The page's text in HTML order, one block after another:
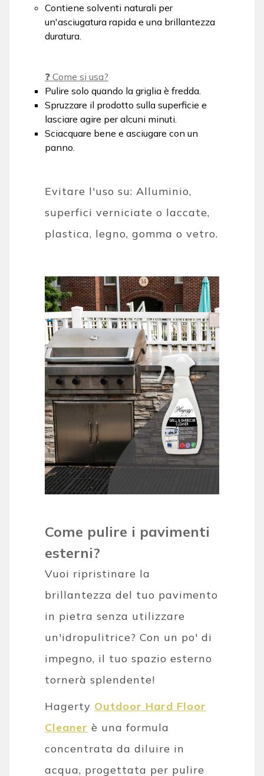
Contiene solventi naturali per
un'asciugatura rapida e una brillantezza
duratura.
❓ Come si usa?
Pulire solo quando la griglia è fredda.
Spruzzare il prodotto sulla superficie e
lasciare agire per alcuni minuti.
Sciacquare bene e asciugare con un
panno.
Evitare l'uso su: Alluminio,
superfici verniciate o laccate,
plastica, legno, gomma o vetro.
Come pulire i pavimenti
esterni?
Vuoi ripristinare la
brillantezza del tuo pavimento
in pietra senza utilizzare
un'idropulitrice? Con un po' di
impegno, il tuo spazio esterno
tornerà splendente!
Hagerty Outdoor Hard Floor
Cleaner è una formula
concentrata da diluire in
acqua, progettata per pulire